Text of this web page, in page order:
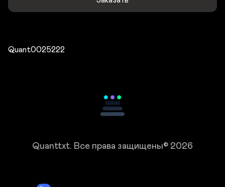
Quant0025222
Quanttxt. Все права защищены© 2026